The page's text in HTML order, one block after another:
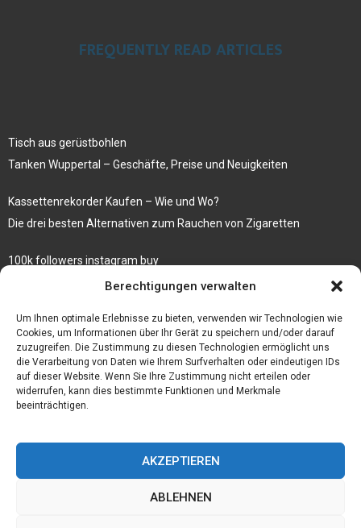
Berechtigungen verwalten
Um Ihnen optimale Erlebnisse zu bieten, verwenden wir Technologien wie
Cookies, um Informationen über Ihr Gerät zu speichern und/oder darauf
zuzugreifen. Die Zustimmung zu diesen Technologien ermöglicht uns
die Verarbeitung von Daten wie Ihrem Surfverhalten oder eindeutigen IDs
auf dieser Website. Wenn Sie Ihre Zustimmung nicht erteilen oder
widerrufen, kann dies bestimmte Funktionen und Merkmale
beeinträchtigen.
AKZEPTIEREN
ABLEHNEN
FREQUENTLY READ ARTICLES
Tisch aus gerüstbohlen
Tanken Wuppertal – Geschäfte, Preise und Neuigkeiten
Kassettenrekorder Kaufen – Wie und Wo?
Die drei besten Alternativen zum Rauchen von Zigaretten
100k followers instagram buy
Rezepte für gekochte Süßkartoffeln
Gönnen Sie sich bedruckte Fliesen mit einem eigenen Bild